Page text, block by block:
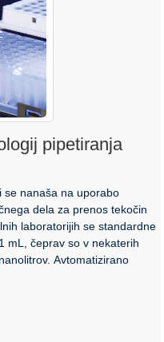
pipetiranja
se nanaša na uporabo
dela za prenos tekočin
laboratorijih se standardne
mL, čeprav so v nekaterih
Avtomatizirano